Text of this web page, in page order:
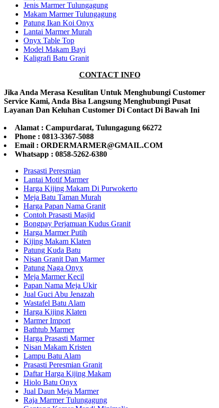
Jenis Marmer Tulungagung
Makam Marmer Tulungagung
Patung Ikan Koi Onyx
Lantai Marmer Murah
Onyx Table Top
Model Makam Bayi
Kaligrafi Batu Granit
CONTACT INFO
Jika Anda Merasa Kesulitan Untuk Menghubungi Customer
Service Kami, Anda Bisa Langsung Menghubungi Pusat
Layanan Dan Keluhan Customer Di Contact Di Bawah Ini
Alamat : Campurdarat, Tulungagung 66272
Phone : 0813-3367-5088
Email : ORDERMARMER@GMAIL.COM
Whatsapp : 0858-5262-6380
Prasasti Peresmian
Lantai Motif Marmer
Harga Kijing Makam Di Purwokerto
Meja Batu Taman Murah
Harga Papan Nama Granit
Contoh Prasasti Masjid
Bongpay Perjamuan Kudus Granit
Harga Marmer Putih
Kijing Makam Klaten
Patung Kuda Batu
Nisan Granit Dan Marmer
Patung Naga Onyx
Meja Marmer Kecil
Papan Nama Meja Ukir
Jual Guci Abu Jenazah
Wastafel Batu Alam
Harga Kijing Klaten
Marmer Import
Bathtub Marmer
Harga Prasasti Marmer
Nisan Makam Kristen
Lampu Batu Alam
Prasasti Peresmian Granit
Daftar Harga Kijing Makam
Hiolo Batu Onyx
Jual Daun Meja Marmer
Raja Marmer Tulungagung